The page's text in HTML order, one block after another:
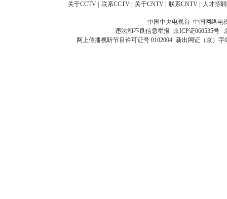
关于CCTV 联系CCTV 关于CNTV 联系CNTV 人才招聘
中国中央电视台 中国网络电
违法和不良信息举报 京ICP证060535号
网上传播视听节目许可证号 0102004 新出网证（京）